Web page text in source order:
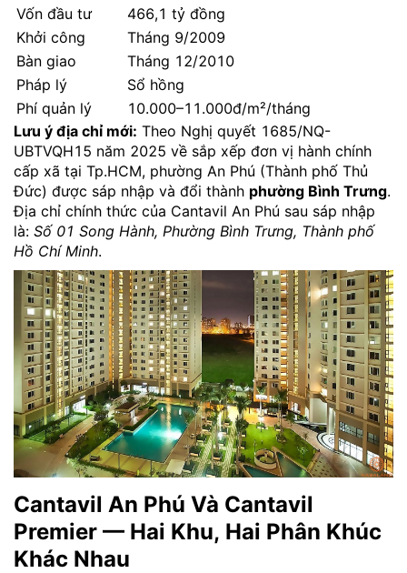
Vốn đầu tư
466,1 tỷ đồng
Khởi công
Tháng 9/2009
Bàn giao
Tháng 12/2010
Pháp lý
Sổ hồng
Phí quản lý
10.000–11.000đ/m²/tháng
Lưu ý địa chỉ mới: Theo Nghị quyết 1685/NQ-
UBTVQH15 năm 2025 về sắp xếp đơn vị hành chính
cấp xã tại Tp.HCM, phường An Phú (Thành phố Thủ
Đức) được sáp nhập và đổi thành phường Bình Trưng.
Địa chỉ chính thức của Cantavil An Phú sau sáp nhập
là: Số 01 Song Hành, Phường Bình Trưng, Thành phố
Hồ Chí Minh.
Cantavil An Phú Và Cantavil
Premier — Hai Khu, Hai Phân Khúc
Khác Nhau